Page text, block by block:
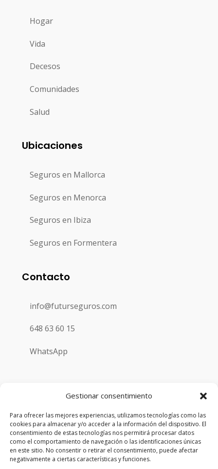
Gestionar consentimiento
Para ofrecer las mejores experiencias, utilizamos tecnologías como las
cookies para almacenar y/o acceder a la información del dispositivo. El
consentimiento de estas tecnologías nos permitirá procesar datos
como el comportamiento de navegación o las identificaciones únicas
en este sitio. No consentir o retirar el consentimiento, puede afectar
negativamente a ciertas características y funciones.
Hogar
Vida
Decesos
Comunidades
Salud
Ubicaciones
Seguros en Mallorca
Seguros en Menorca
Seguros en Ibiza
Seguros en Formentera
Contacto
info@futurseguros.com
648 63 60 15
WhatsApp
Copyright © 2026 | Futurseguros | Todos los derechos
reservados